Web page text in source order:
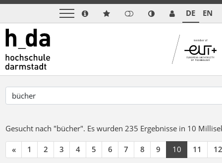
DE EN
Gesucht nach "bücher". Es wurden 235 Ergebnisse in 10
« 1 2 3 4 5 6 7 8 9 10 11 12